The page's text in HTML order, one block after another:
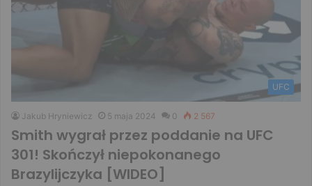
UFC
Jakub Hryniewicz 5 maja 2024 0 2 567
Smith wygrał przez poddanie na UFC
301! Skończył niepokonanego
Brazylijczyka [WIDEO]